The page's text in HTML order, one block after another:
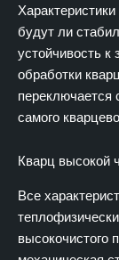
будут ли
устойчивость к
обработки
переключается
самого
Кварц высокой
Все
высокочистого